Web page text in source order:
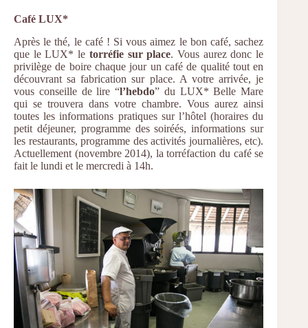
Café LUX*
Après le thé, le café ! Si vous aimez le bon café, sachez
que le LUX* le torréfie sur place. Vous aurez donc le
privilège de boire chaque jour un café de qualité tout en
découvrant sa fabrication sur place. A votre arrivée, je
vous conseille de lire “l’hebdo” du LUX* Belle Mare
qui se trouvera dans votre chambre. Vous aurez ainsi
toutes les informations pratiques sur l’hôtel (horaires du
petit déjeuner, programme des soiréés, informations sur
les restaurants, programme des activités journalières, etc).
Actuellement (novembre 2014), la torréfaction du café se
fait le lundi et le mercredi à 14h.